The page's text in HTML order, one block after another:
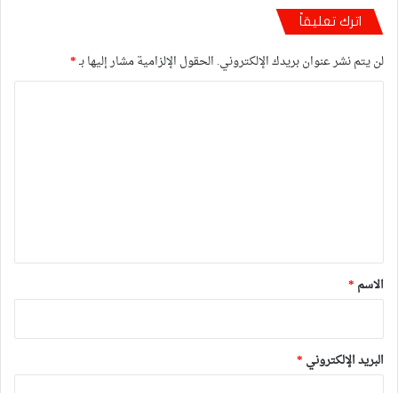
اترك تعليقاً
لن يتم نشر عنوان بريدك الإلكتروني. الحقول الإلزامية مشار إليها بـ*
*
الاسم *
البريد الإلكتروني *